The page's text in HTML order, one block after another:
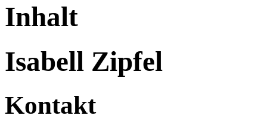
Inhalt
Isabell Zipfel
Kontakt